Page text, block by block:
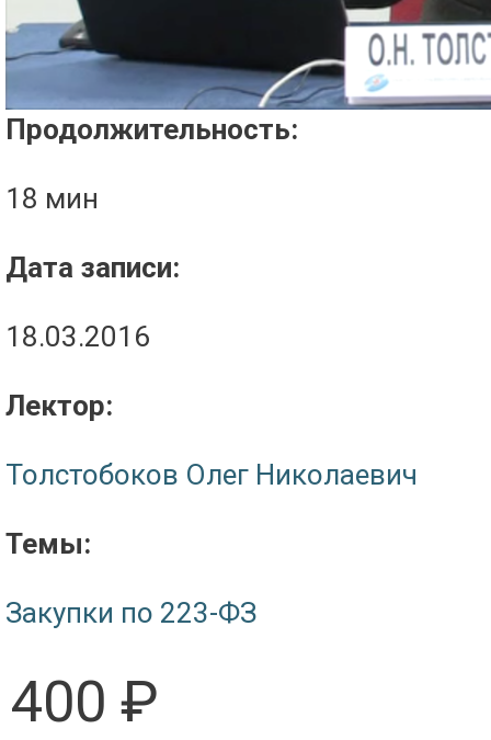
Продолжительность:
18 мин
Дата записи:
18.03.2016
Лектор:
Толстобоков Олег Николаевич
Темы:
Закупки по 223-ФЗ
400 ₽